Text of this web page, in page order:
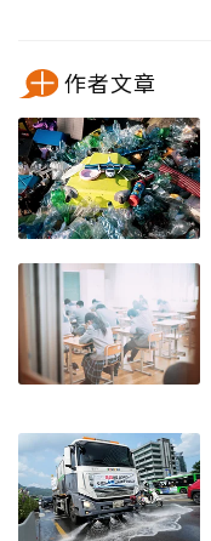
作者文章